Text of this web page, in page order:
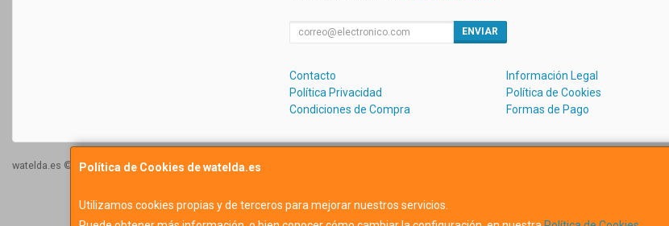
Política de Cookies de watelda.es
Utilizamos cookies propias y de terceros para mejorar nuestros servicios.
ENVIAR
Contacto
Información Legal
Política Privacidad
Política de Cookies
Condiciones de Compra
Formas de Pago
watelda.es © 2026